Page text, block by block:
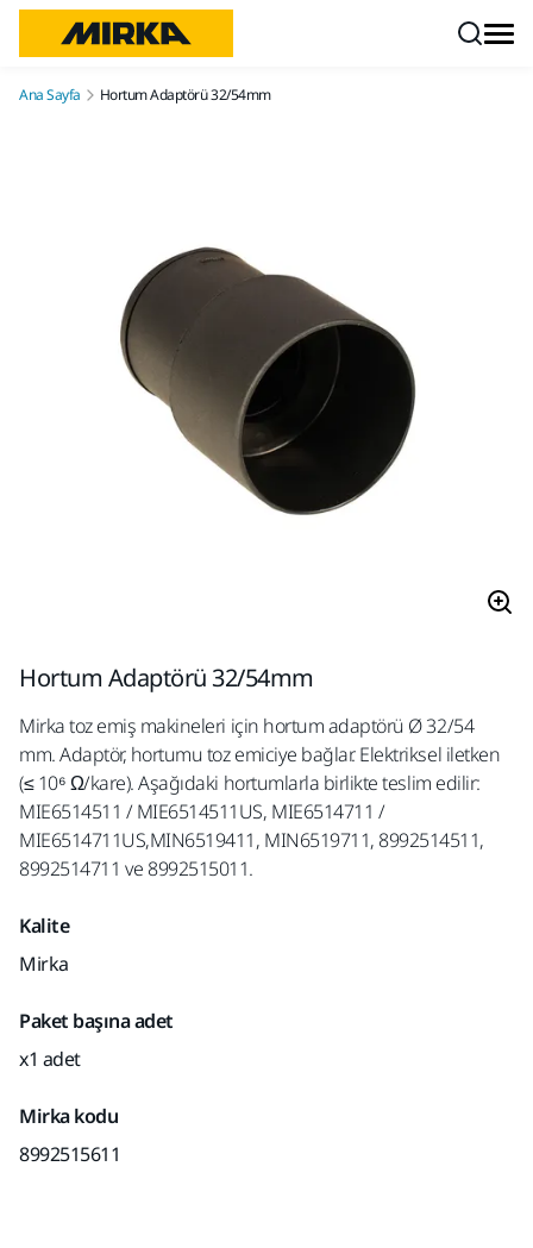
Ana Sayfa Hortum Adaptörü 32/54mm
Hortum Adaptörü 32/54mm
Mirka toz emiş makineleri için hortum adaptörü Ø 32/54
mm. Adaptör, hortumu toz emiciye bağlar. Elektriksel iletken
(≤ 10⁶ Ω/kare). Aşağıdaki hortumlarla birlikte teslim edilir:
MIE6514511 / MIE6514511US, MIE6514711 /
MIE6514711US,MIN6519411, MIN6519711, 8992514511,
8992514711 ve 8992515011.
Kalite
Mirka
Paket başına adet
x1 adet
Mirka kodu
8992515611